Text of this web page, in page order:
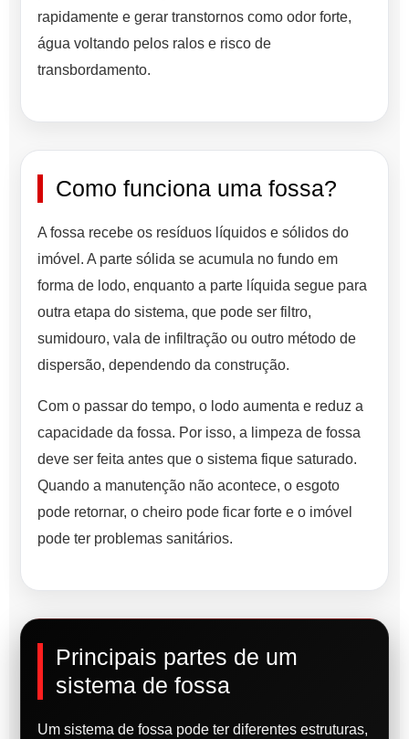
rapidamente e gerar transtornos como odor forte,
água voltando pelos ralos e risco de
transbordamento.
Como funciona uma fossa?
A fossa recebe os resíduos líquidos e sólidos do
imóvel. A parte sólida se acumula no fundo em
forma de lodo, enquanto a parte líquida segue para
outra etapa do sistema, que pode ser filtro,
sumidouro, vala de infiltração ou outro método de
dispersão, dependendo da construção.
Com o passar do tempo, o lodo aumenta e reduz a
capacidade da fossa. Por isso, a limpeza de fossa
deve ser feita antes que o sistema fique saturado.
Quando a manutenção não acontece, o esgoto
pode retornar, o cheiro pode ficar forte e o imóvel
pode ter problemas sanitários.
Principais partes de um
sistema de fossa
Um sistema de fossa pode ter diferentes estruturas,